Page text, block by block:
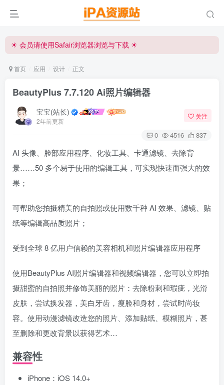
iPA资源站官方唯一客服微信:15504815558
首页 应用 设计 正文
BeautyPlus 7.7.120 Ai照片编辑器
宝宝(站长)
2年前更新
关注
0 4516 837
AI 头像、脸部应用程序、化妆工具、卡通滤镜、去除背
景……50 多个易于使用的编辑工具，可实现快速而强大的效
果；
可帮助您拍摄精美的自拍照或使用数千种 AI 效果、滤镜、贴
纸等编辑高品质照片；
受到全球 8 亿用户信赖的美容相机和照片编辑器应用程序
使用BeautyPlus AI照片编辑器和视频编辑器，您可以立即拍
摄甜蜜的自拍照并修饰美丽的照片：去除粉刺和瑕疵，光滑
皮肤，尝试换发器，美白牙齿，瘦脸和身材，尝试时尚妆
容。使用动漫滤镜改造您的照片、添加贴纸、模糊照片，甚
至删除和更改背景以获得艺术…
兼容性
iPhone：iOS 14.0+